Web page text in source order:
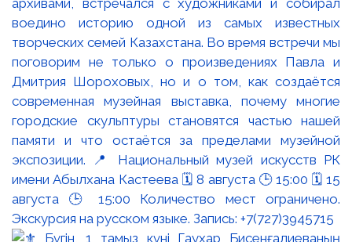
воедино историю одной из самых известных
творческих семей Казахстана. Во время встречи мы
поговорим не только о произведениях Павла и
Дмитрия Шороховых, но и о том, как создаётся
современная музейная выставка, почему многие
городские скульптуры становятся частью нашей
памяти и что остаётся за пределами музейной
экспозиции. 📍 Национальный музей искусств РК
имени Абылхана Кастеева 🗓 8 августа 🕒 15:00 🗓 15
августа 🕒 15:00 Количество мест ограничено.
Экскурсия на русском языке. Запись: +7(727)3945715